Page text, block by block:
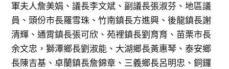
軍夫人詹美娟、議長李文斌、副議長張淑芬、地區議
員、頭份市長羅雪珠、竹南鎮長方進興、後龍鎮長謝
清輝、通霄鎮長張可欣、苑裡鎮長劉育育、苗栗市長
余文忠，獅潭鄉長劉淑能、大湖鄉長黃惠琴、泰安鄉
長陳吉基、卓蘭鎮長詹錦章、三義鄉長呂明忠、銅鑼